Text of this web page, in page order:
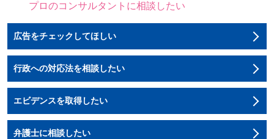
プロのコンサルタントに相談したい
広告をチェックしてほしい
行政への対応法を相談したい
エビデンスを取得したい
弁護士に相談したい